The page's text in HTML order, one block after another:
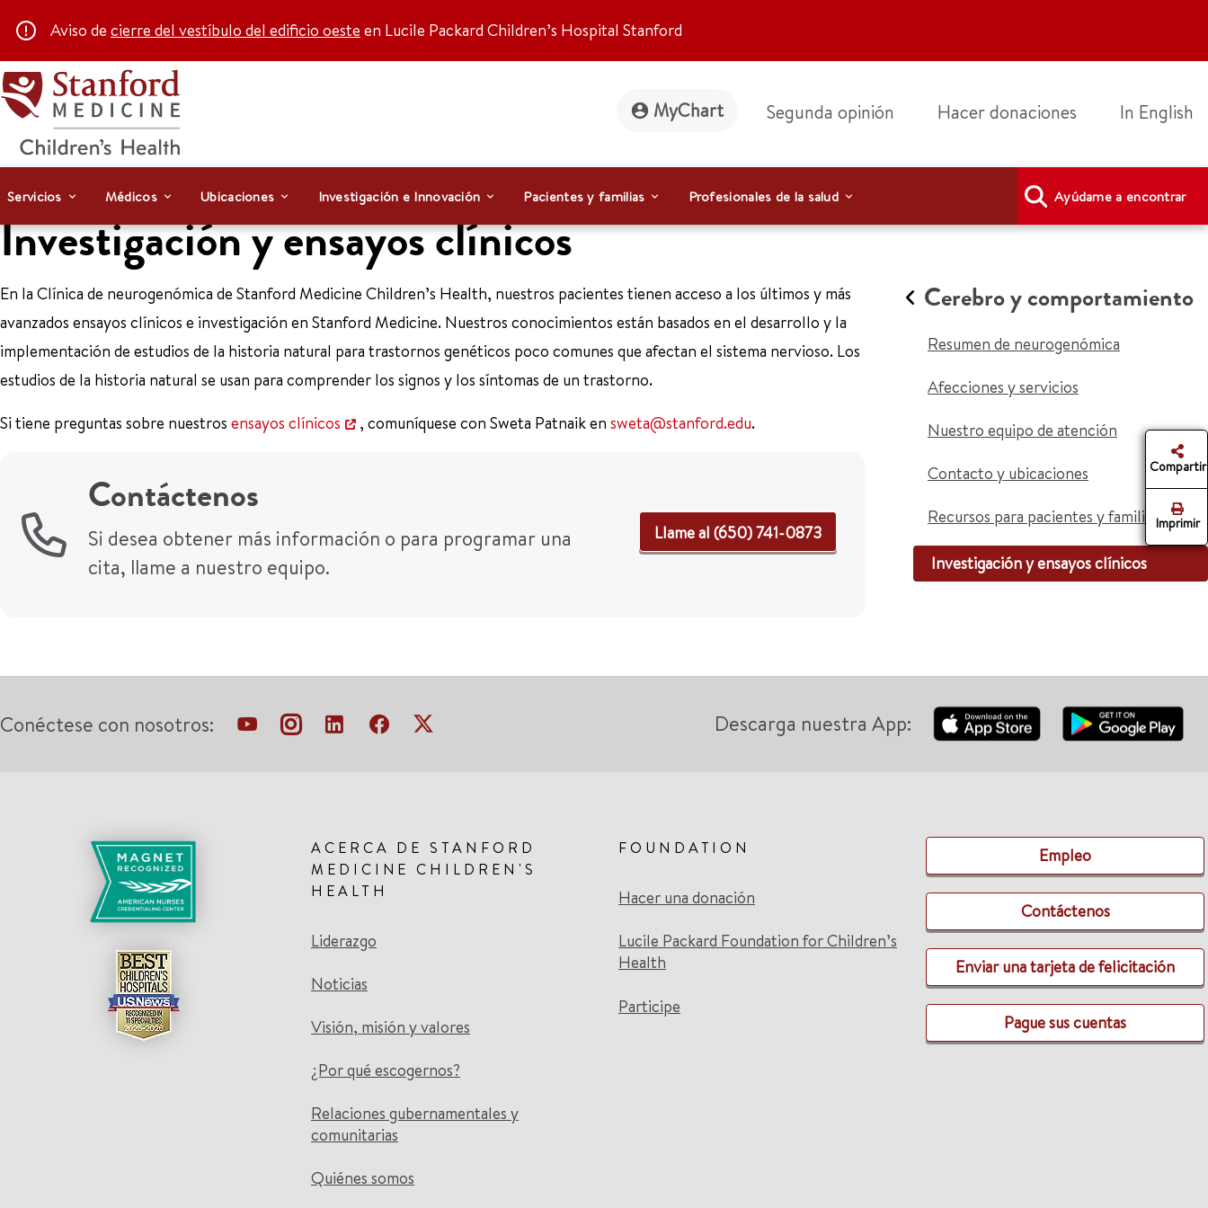
Aviso de cierre del vestíbulo del edificio oeste en Lucile Packard Children’s Hospital Stanford
MyChart Segunda opinión Hacer donaciones In English
Servicios Médicos Ubicaciones Investigación e Innovación Pacientes y familias Profesionales de la salud Ayúdame a encontrar
Investigación y ensayos clínicos
En la Clínica de neurogenómica de Stanford Medicine Children’s Health, nuestros pacientes tienen acceso a los últimos y más
avanzados ensayos clínicos e investigación en Stanford Medicine. Nuestros conocimientos están basados en el desarrollo y la
implementación de estudios de la historia natural para trastornos genéticos poco comunes que afectan el sistema nervioso. Los
estudios de la historia natural se usan para comprender los signos y los síntomas de un trastorno.
Si tiene preguntas sobre nuestros ensayos clínicos , comuníquese con Sweta Patnaik en sweta@stanford.edu.
Contáctenos
Si desea obtener más información o para programar una
cita, llame a nuestro equipo.
Llame al (650) 741-0873
Cerebro y comportamiento
Resumen de neurogenómica
Afecciones y servicios
Nuestro equipo de atención
Contacto y ubicaciones
Recursos para pacientes y familiares
Investigación y ensayos clínicos
Compartir
Imprimir
Conéctese con nosotros: Descarga nuestra App:
ACERCA DE STANFORD
MEDICINE CHILDREN'S
HEALTH
Liderazgo
Noticias
Visión, misión y valores
¿Por qué escogernos?
Relaciones gubernamentales y
comunitarias
Quiénes somos
FOUNDATION
Hacer una donación
Lucile Packard Foundation for Children’s
Health
Participe
Empleo
Contáctenos
Enviar una tarjeta de felicitación
Pague sus cuentas